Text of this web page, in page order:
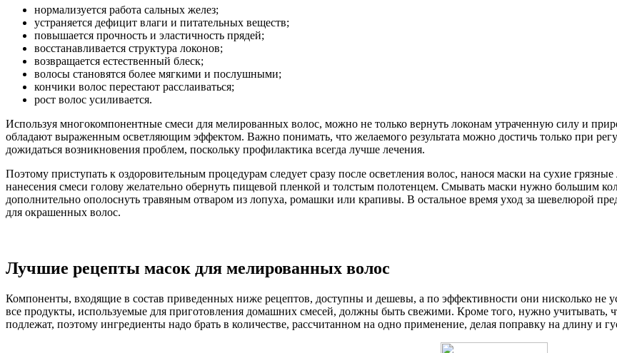
нормализуется работа сальных желез;
устраняется дефицит влаги и питательных веществ;
повышается прочность и эластичность прядей;
восстанавливается структура локонов;
возвращается естественный блеск;
волосы становятся более мягкими и послушными;
кончики волос перестают расслаиваться;
рост волос усиливается.
Используя многокомпонентные смеси для мелированных волос, можно не только вернуть локонам утраченную силу и
обладают выраженным осветляющим эффектом. Важно понимать, что желаемого результата можно достичь только при
дожидаться возникновения проблем, поскольку профилактика всегда лучше лечения.
Поэтому приступать к оздоровительным процедурам следует сразу после осветления волос, нанося маски на сухие
нанесения смеси голову желательно обернуть пищевой пленкой и толстым полотенцем. Смывать маски нужно большим
дополнительно ополоснуть травяным отваром из лопуха, ромашки или крапивы. В остальное время уход за шевелюрой
для окрашенных волос.
Лучшие рецепты масок для мелированных волос
Компоненты, входящие в состав приведенных ниже рецептов, доступны и дешевы, а по эффективности они нисколько не
все продукты, используемые для приготовления домашних смесей, должны быть свежими. Кроме того, нужно учитывать,
подлежат, поэтому ингредиенты надо брать в количестве, рассчитанном на одно применение, делая поправку на длину и